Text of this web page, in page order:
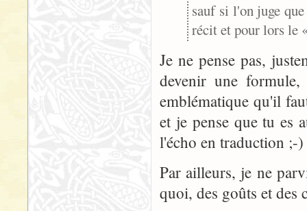
sauf si l'on juge
récit et pour lors le
Je ne pense pas,
devenir une
emblématique qu'il
et je pense que tu es
l'écho en traduction ;-)
Par ailleurs, je ne
quoi, des goûts et des